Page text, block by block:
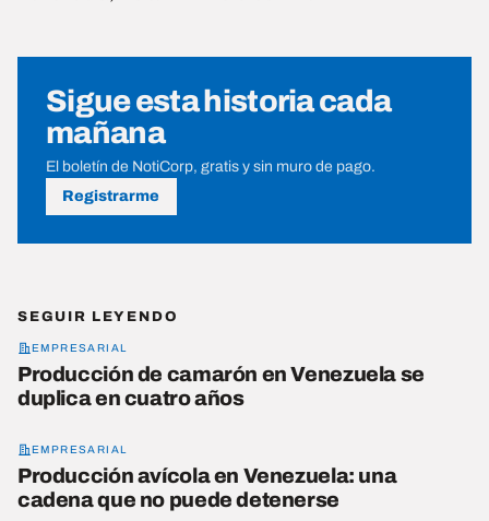
Sigue esta historia cada
mañana
El boletín de NotiCorp, gratis y sin muro de pago.
Registrarme
SEGUIR LEYENDO
EMPRESARIAL
Producción de camarón en Venezuela se
duplica en cuatro años
EMPRESARIAL
Producción avícola en Venezuela: una
cadena que no puede detenerse